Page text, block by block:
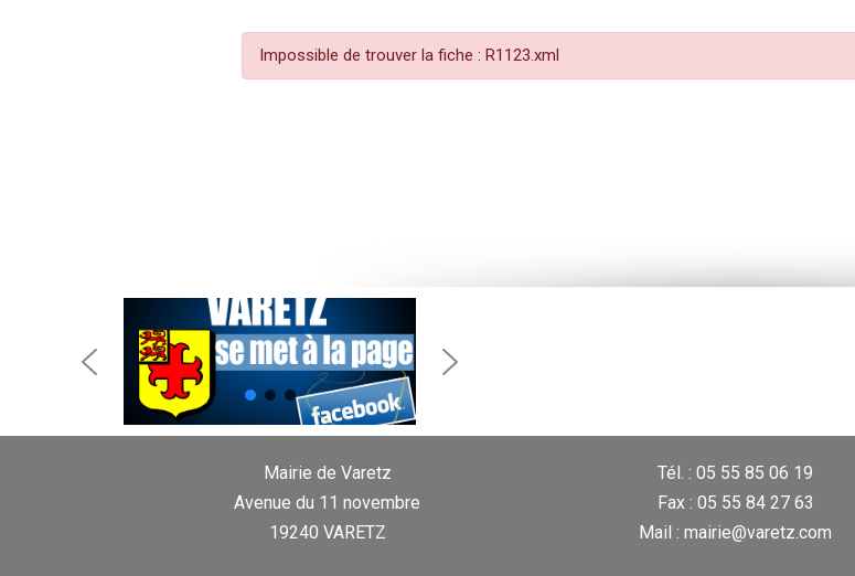
Impossible de trouver la fiche : R1123.xml
Mairie de Varetz
Avenue du 11 novembre
19240 VARETZ
Tél. : 05 55 85 06 19
Fax : 05 55 84 27 63
Mail : mairie@varetz.com